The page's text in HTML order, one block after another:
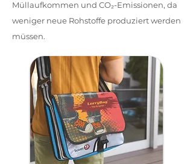
Müllaufkommen und CO₂-Emissionen, da
weniger neue Rohstoffe produziert werden
müssen.